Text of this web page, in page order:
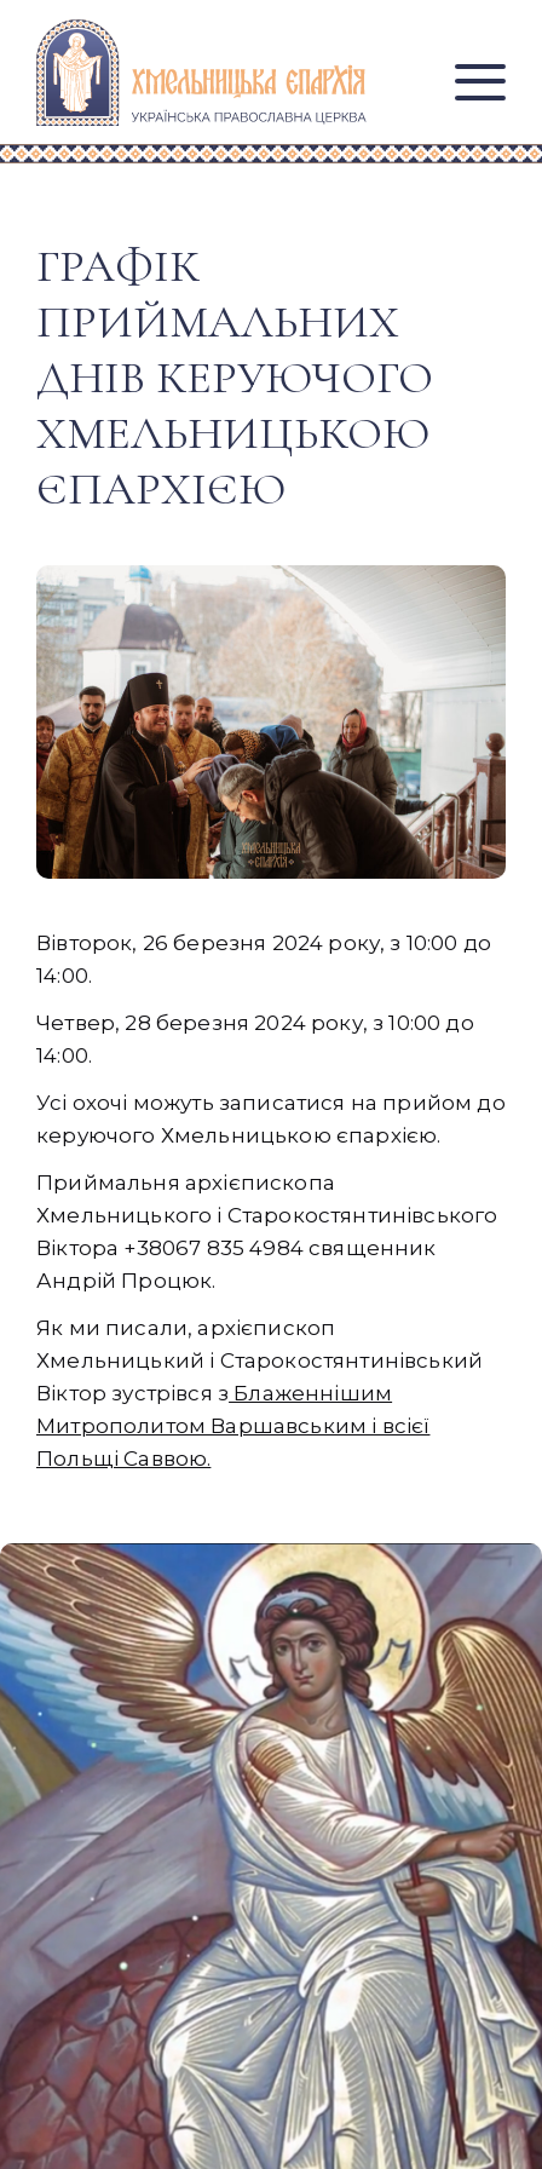
ГРАФІК
ПРИЙМАЛЬНИХ
ДНІВ КЕРУЮЧОГО
ХМЕЛЬНИЦЬКОЮ
ЄПАРХІЄЮ
Вівторок, 26 березня 2024 року, з 10:00 до
14:00.
Четвер, 28 березня 2024 року, з 10:00 до
14:00.
Усі охочі можуть записатися на прийом до
керуючого Хмельницькою єпархією.
Приймальня архієпископа
Хмельницького і Старокостянтинівського
Віктора +38067 835 4984 священник
Андрій Процюк.
Як ми писали, архієпископ
Хмельницький і Старокостянтинівський
Віктор зустрівся з Блаженнішим
Митрополитом Варшавським і всієї
Польщі Саввою.